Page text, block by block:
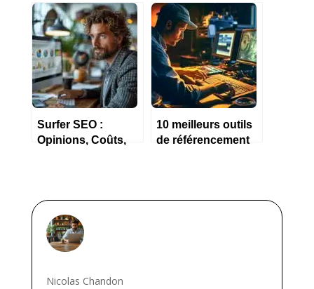
Marque Blanche en
2023
pour PME en 2023
Surfer SEO :
Opinions, Coûts,
10 meilleurs outils
de référencement
Nicolas Chandon